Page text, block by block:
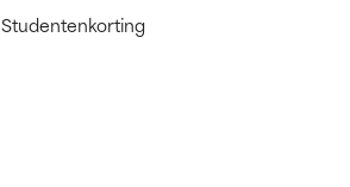
Studentenkorting